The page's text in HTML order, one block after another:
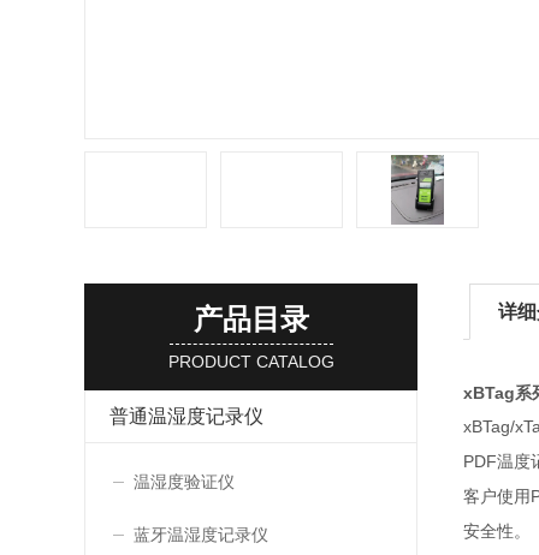
产品目录
PRODUCT CATALOG
普通温湿度记录仪
温湿度验证仪
蓝牙温湿度记录仪
详
xBTag系
xBTag/
PDF温度
客户使用
安全性。